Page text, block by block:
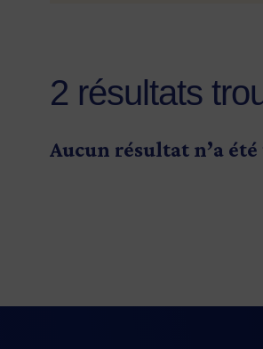
2 résultats
Aucun résultat n’a